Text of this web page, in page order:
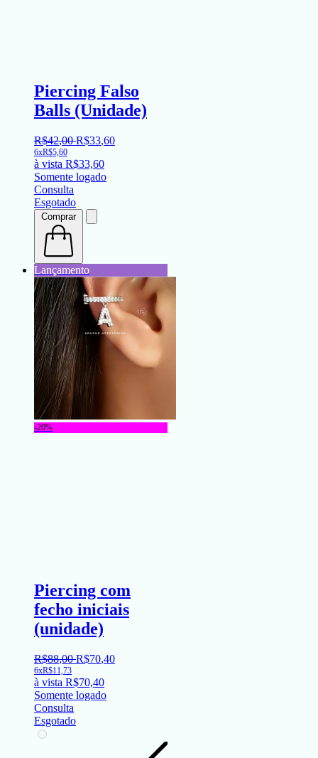
Piercing Falso
Balls (Unidade)
R$42,00 R$33,60
6xR$5,60
à vista R$33,60
Somente logado
Consulta
Esgotado
Comprar
-20%
Piercing com
fecho iniciais
(unidade)
R$88,00 R$70,40
6xR$11,73
à vista R$70,40
Somente logado
Consulta
Esgotado